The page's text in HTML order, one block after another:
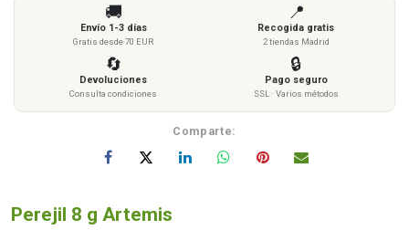
🚚
Envío 1-3 días
Gratis desde 70 EUR
📍
Recogida gratis
2 tiendas Madrid
🔄
Devoluciones
Consulta condiciones
🔒
Pago seguro
SSL · Varios métodos
Comparte:
Perejil 8 g Artemis